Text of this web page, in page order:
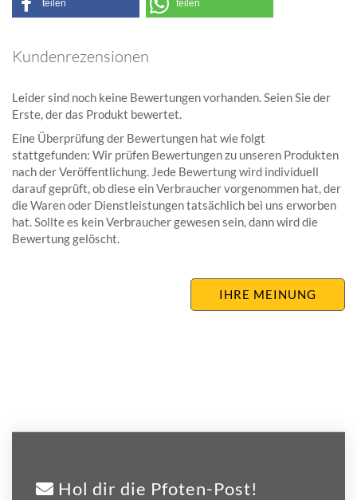
teilen teilen
Kundenrezensionen
Leider sind noch keine Bewertungen vorhanden. Seien Sie der
Erste, der das Produkt bewertet.
Eine Überprüfung der Bewertungen hat wie folgt
stattgefunden: Wir prüfen Bewertungen zu unseren Produkten
nach der Veröffentlichung. Jede Bewertung wird individuell
darauf geprüft, ob diese ein Verbraucher vorgenommen hat, der
die Waren oder Dienstleistungen tatsächlich bei uns erworben
hat. Sollte es kein Verbraucher gewesen sein, dann wird die
Bewertung gelöscht.
IHRE MEINUNG
Hol dir die Pfoten-Post!